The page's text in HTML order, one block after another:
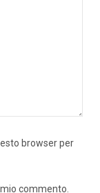
browser per
commento.